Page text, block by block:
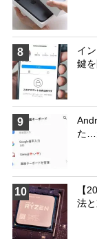
8
イ
鍵
9
た…
10
【
法